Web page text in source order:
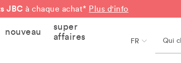
JBC à chaque achat* Plus d'info
nouveau
super
affaires
FR